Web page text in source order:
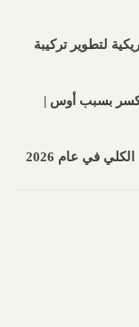
لتطوير تركيبة
تنهار وتنكسر بسبب أوس |
خطط لتجربة مثالية لمشاهدة كسوف الشمس الكلي في عام 2026